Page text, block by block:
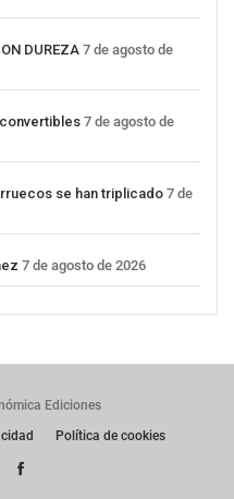
DUREZA 7 de agosto de
7 de agosto de
se han triplicado 7 de
7 de agosto de 2026
Ediciones
Política de cookies